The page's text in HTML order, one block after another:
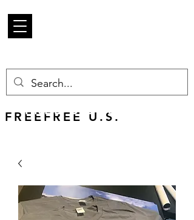
FREEFREE U.S.
FREE U.S. SHIPPING